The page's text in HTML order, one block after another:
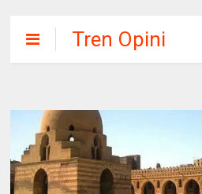
Tren Opini